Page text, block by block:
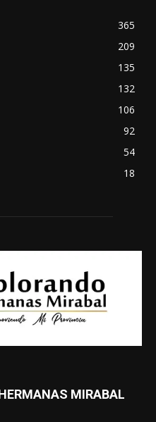
365
209
135
132
106
92
54
18
MIRABAL